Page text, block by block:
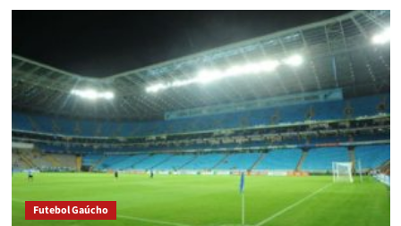
Futebol Gaúcho